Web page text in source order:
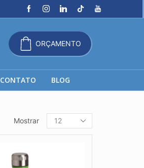
ORÇAMENTO
CONTATO BLOG
Mostrar
Produtos
por